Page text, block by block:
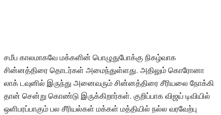
சமீப காலமாகவே மக்களின் பொழுதுபோக்கு நிகழ்வாக
சின்னத்திரை தொடர்கள் அமைந்துள்ளது. அதிலும் கொரோனா
லாக் டவுனில் இருந்து அனைவரும் சின்னத்திரை சீரியலை நோக்கி
தான் சென்று கொண்டு இருக்கிறார்கள். குறிப்பாக விஜய் டிவியில்
ஒளிபரப்பாகும் பல சீரியல்கள் மக்கள் மத்தியில் நல்ல வரவேற்பு